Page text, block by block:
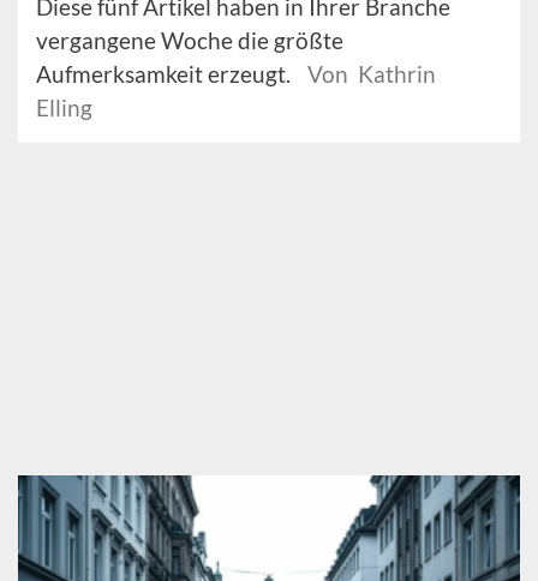
Diese fünf Artikel haben in Ihrer Branche
vergangene Woche die größte
Aufmerksamkeit erzeugt.
Von Kathrin
Elling